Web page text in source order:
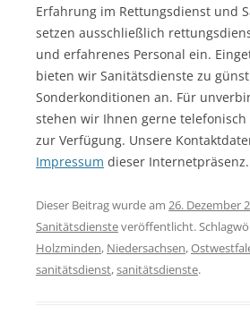
Erfahrung im Rettungsdienst und
setzen ausschließlich
und erfahrenes Personal ein.
bieten wir Sanitätsdienste zu
Sonderkonditionen an. Für
stehen wir Ihnen gerne telefonisch
zur Verfügung. Unsere
Impressum dieser Internetpräsenz.
Dieser Beitrag wurde am 26. Dezember
Sanitätsdiensteveröffentlicht.
Holzminden, Niedersachsen,
sanitätsdienst,sanitätsdienste.